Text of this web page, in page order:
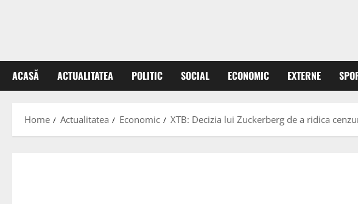
ACASĂ ACTUALITATEA POLITIC SOCIAL ECONOMIC EXTERNE
Home Actualitatea Economic XTB: Decizia lui Zuckerberg de a ridica